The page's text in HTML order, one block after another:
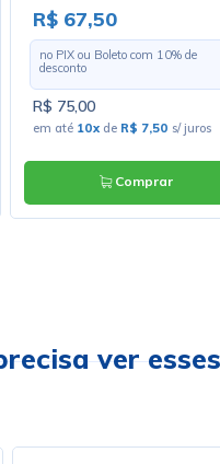
R$ 67,50
no PIX ou Boleto com 10% de
desconto
R$ 75,00
em até 10xde R$ 7,50 s/ juros
Comprar
ver